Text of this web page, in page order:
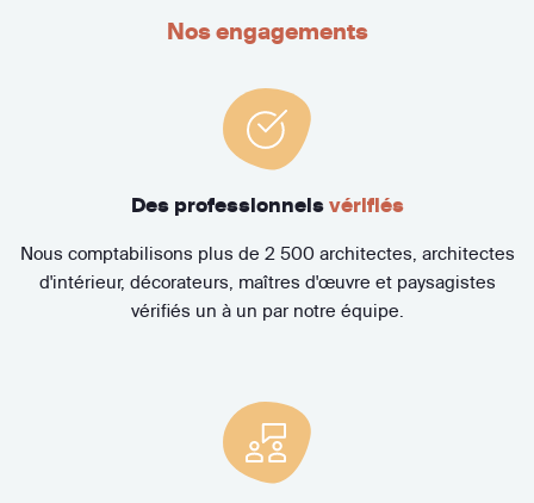
Nos engagements
Des professionnels vérifiés
Nous comptabilisons plus de 2 500 architectes, architectes
d'intérieur, décorateurs, maîtres d'œuvre et paysagistes
vérifiés un à un par notre équipe.